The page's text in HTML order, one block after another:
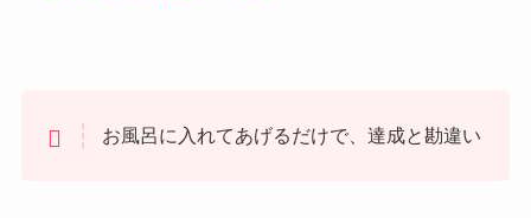
お風呂に入れてあげるだけで、達成と勘違い